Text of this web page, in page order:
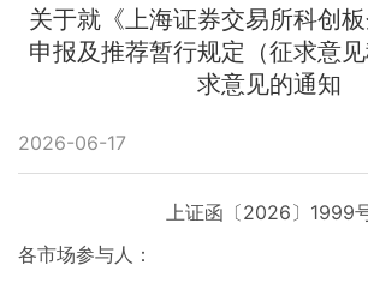
本所业务规则
制度规则汇编
关于就《上海证券交易所科创
申报及推荐暂行规定（征求意
求意见的通知
2026-06-17
上证函〔2026〕1999
各市场参与人：